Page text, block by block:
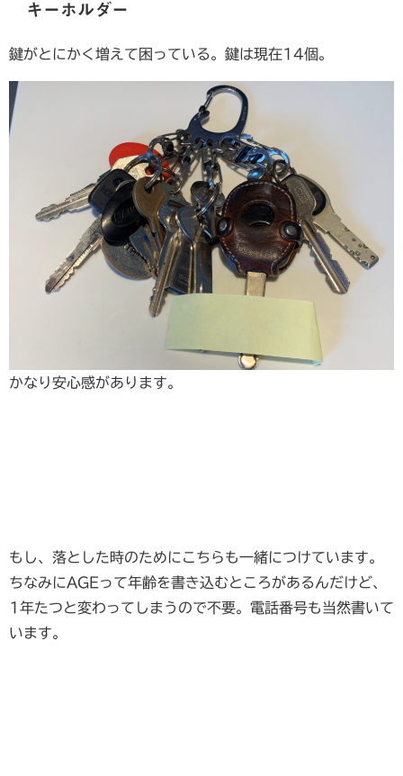
キーホルダー
鍵がとにかく増えて困っている。鍵は現在14個。
かなり安心感があります。
もし、落とした時のためにこちらも一緒につけています。
ちなみにAGEって年齢を書き込むところがあるんだけど、
1年たつと変わってしまうので不要。電話番号も当然書いて
います。